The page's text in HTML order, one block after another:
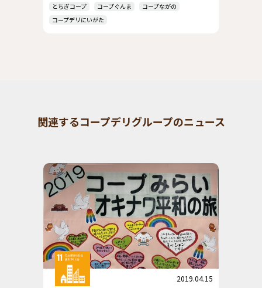
とちぎコープ
コープぐんま
コープながの
コープデリにいがた
関連するコープデリグループのニュース
2019.04.15